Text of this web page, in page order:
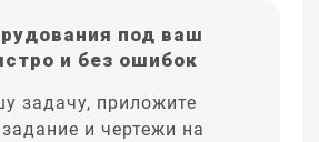
под ваш
и без ошибок
задачу, приложите
и чертежи на